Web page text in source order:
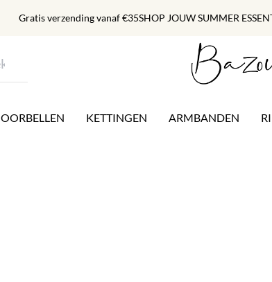
Gratis verzending vanaf €35SHOP JOUW SUMMER
OORBELLEN KETTINGEN ARMBANDEN